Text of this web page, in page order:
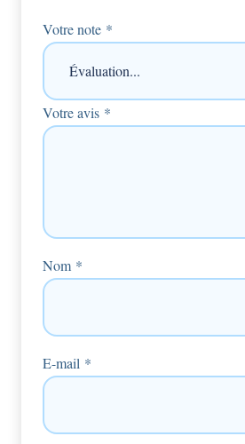
Votre note *
Votre avis *
Nom *
E-mail *